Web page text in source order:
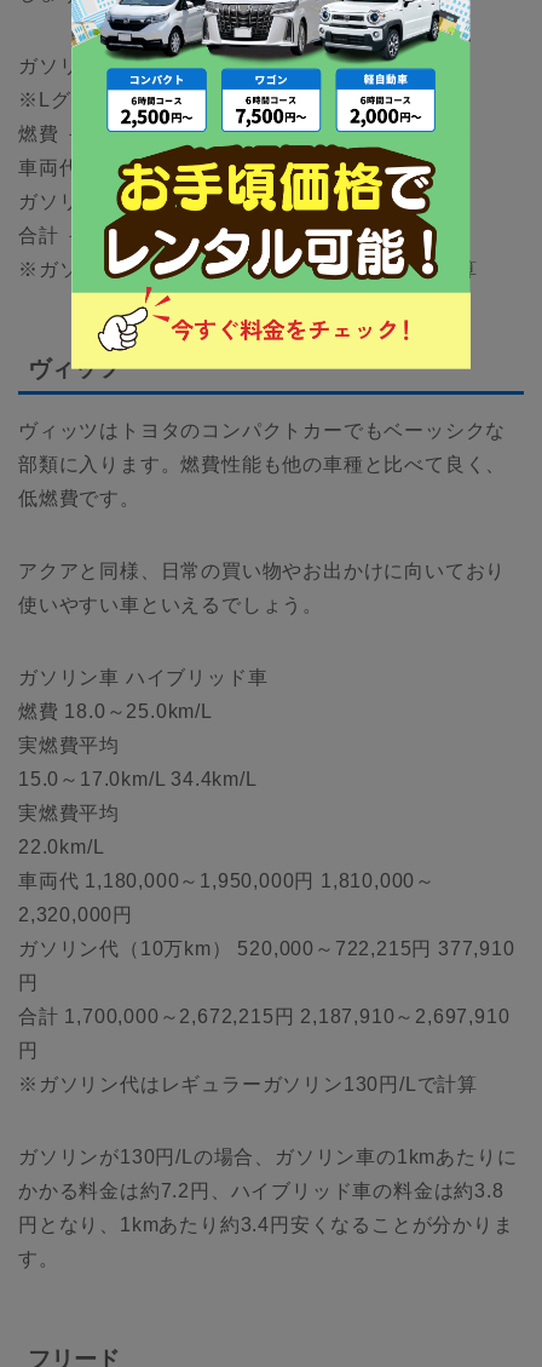
ガソリン車 ハイブリッド車
※Lグレードの場合
燃費 － 38.0 km/L
車両代 － 1,818,300円
ガソリン代（10万km） － 342,095円
合計 － 2,160,395円
※ガソリン代はレギュラーガソリン130円/Lで計算
ヴィッツ
ヴィッツはトヨタのコンパクトカーでもベーッシクな
部類に入ります。燃費性能も他の車種と比べて良く、
低燃費です。
アクアと同様、日常の買い物やお出かけに向いており
使いやすい車といえるでしょう。
ガソリン車 ハイブリッド車
燃費 18.0～25.0km/L
実燃費平均
15.0～17.0km/L 34.4km/L
実燃費平均
22.0km/L
車両代 1,180,000～1,950,000円 1,810,000～
2,320,000円
ガソリン代（10万km） 520,000～722,215円 377,910
円
合計 1,700,000～2,672,215円 2,187,910～2,697,910
円
※ガソリン代はレギュラーガソリン130円/Lで計算
ガソリンが130円/Lの場合、ガソリン車の1kmあたりに
かかる料金は約7.2円、ハイブリッド車の料金は約3.8
円となり、1kmあたり約3.4円安くなることが分かりま
す。
フリード